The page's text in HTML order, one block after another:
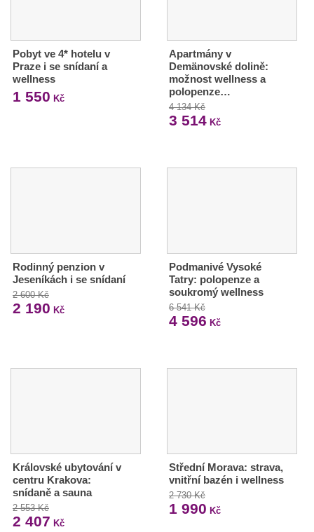
Pobyt ve 4* hotelu v
Praze i se snídaní a
wellness
1 550 Kč
Apartmány v
Demänovské dolině:
možnost wellness a
polopenze…
4 134 Kč
3 514Kč
Rodinný penzion v
Jeseníkách i se snídaní
2 600 Kč
2 190 Kč
Podmanivé Vysoké
Tatry: polopenze a
soukromý wellness
6 541 Kč
4 596 Kč
Královské ubytování v
centru Krakova:
snídaně a sauna
2 553 Kč
2 407 Kč
Střední Morava: strava,
vnitřní bazén i wellness
2 730 Kč
1 990 Kč